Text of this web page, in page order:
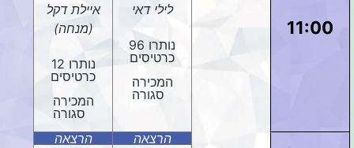
11:00
לילי דאי
נותרו 96
כרטיסים
המכירה
סגורה
איילת דקל
(מנחה)
נותרו 12
כרטיסים
המכירה
סגורה
הרצאה
הרצאה